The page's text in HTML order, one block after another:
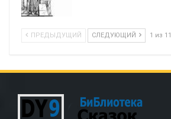
ПРЕДЫДУЩИЙ СЛЕДУЮЩИЙ 1 из 11